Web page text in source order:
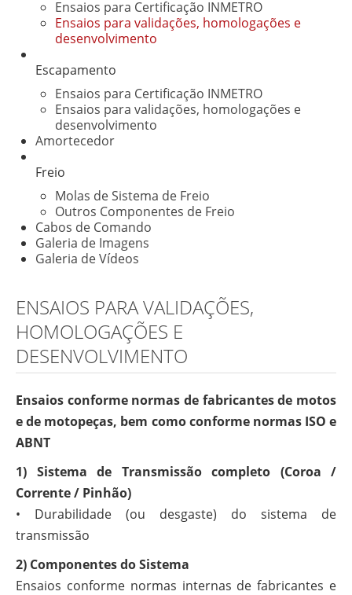
Fale Conosco
Localização
Ensaios para Certificação INMETRO
Ensaios para validações, homologações e
desenvolvimento
Escapamento
Ensaios para Certificação INMETRO
Ensaios para validações, homologações e
desenvolvimento
Amortecedor
Freio
Molas de Sistema de Freio
Outros Componentes de Freio
Cabos de Comando
Galeria de Imagens
Galeria de Vídeos
ENSAIOS PARA VALIDAÇÕES,
HOMOLOGAÇÕES E
DESENVOLVIMENTO
Ensaios conforme normas de fabricantes de motos
e de motopeças, bem como conforme normas ISO e
ABNT
1) Sistema de Transmissão completo (Coroa /
Corrente / Pinhão)
• Durabilidade (ou desgaste) do sistema de
transmissão
2) Componentes do Sistema
Ensaios conforme normas internas de fabricantes e